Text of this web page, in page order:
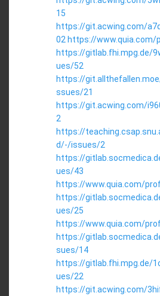
15
https://git.acwing.com/
02 https://www.quia.com/
https://gitlab.fhi.mpg.de/
ues/52
https://
ssues/21
https://git.acwing.com/
2
https://
d/-/issues/2
https://
ues/43
https://www.quia.com/
https://
ues/25
https://www.quia.com/
https://
sues/14
https://gitlab.fhi.mpg.de/
ues/22
https://git.acwing.com/